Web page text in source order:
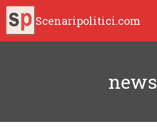
Scenaripolitici.com
news